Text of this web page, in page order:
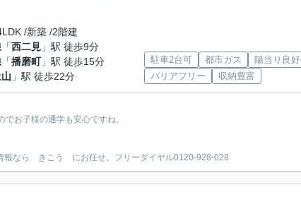
/新築 /2階建
「西二見 」駅 徒歩9分
「播磨町」駅 徒歩15分
」駅 徒歩22分
駐車2台可 都市ガス 陽当り良好
バリアフリー
収納豊富
お子様の通学も安心ですね。
なら きこう にお任せ。フリーダイヤル0120-928-028